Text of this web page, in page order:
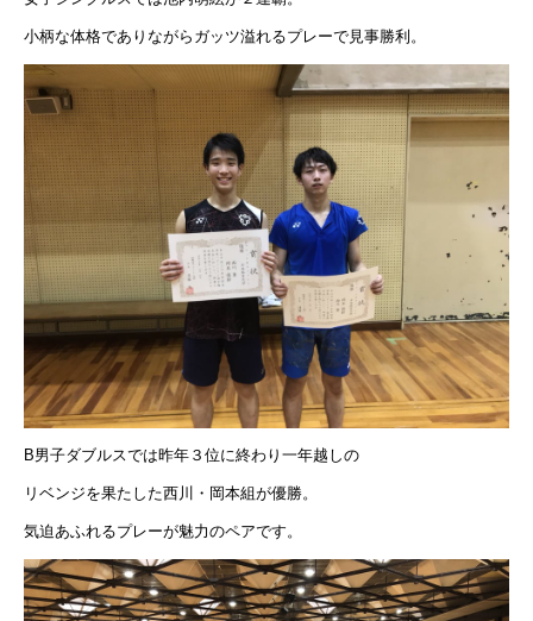
小柄な体格でありながらガッツ溢れるプレーで見事勝利。
B男子ダブルスでは昨年３位に終わり一年越しの
リベンジを果たした西川・岡本組が優勝。
気迫あふれるプレーが魅力のペアです。